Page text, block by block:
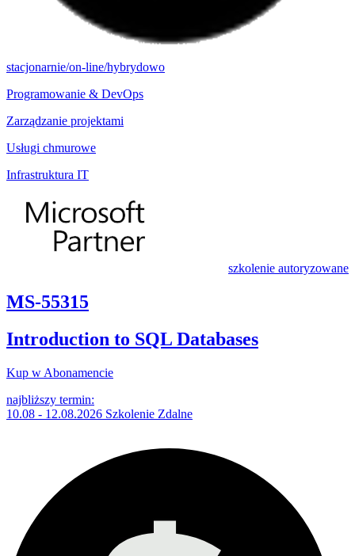
stacjonarnie/on-line/hybrydowo
Programowanie & DevOps
Zarządzanie projektami
Usługi chmurowe
Infrastruktura IT
szkolenie autoryzowane
MS-55315
Introduction to SQL Databases
Kup w Abonamencie
najbliższy termin:
10.08 - 12.08.2026 Szkolenie Zdalne